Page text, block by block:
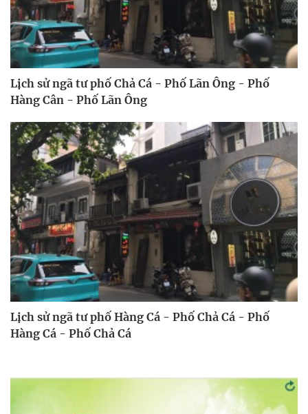
Lịch sử ngã tư phố Chả Cá - Phố Lãn Ông - Phố
Hàng Cân - Phố Lãn Ông
Lịch sử ngã tư phố Hàng Cá - Phố Chả Cá - Phố
Hàng Cá - Phố Chả Cá